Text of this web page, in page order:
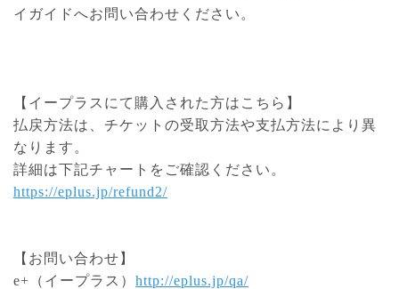
イガイドへお問い合わせください。
【イープラスにて購入された方はこちら】
払戻方法は、チケットの受取方法や支払方法により異
なります。
詳細は下記チャートをご確認ください。
https://eplus.jp/refund2/
【お問い合わせ】
e+（イープラス） http://eplus.jp/qa/